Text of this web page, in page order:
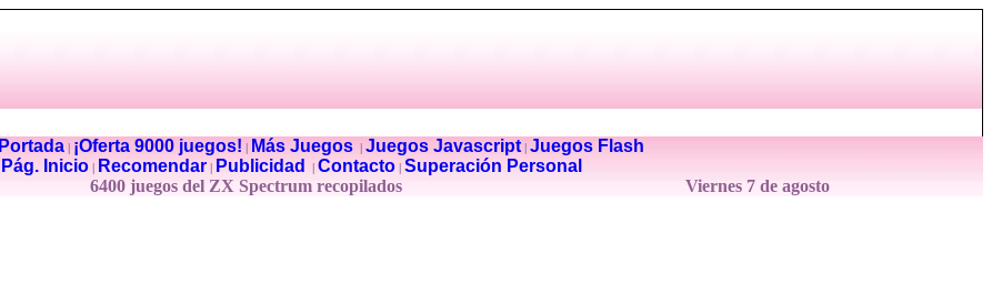
Portada| ¡Oferta 9000 juegos! Más Juegos| Juegos Javascript| Juegos Flash
Pág. Inicio Recomendar Publicidad Contacto Superación Personal
6400 juegos del ZX Spectrum recopilados Viernes 7 de agosto